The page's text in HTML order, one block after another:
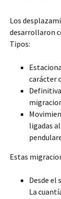
Los
desarrollaron
Tipos:
carácter
ligadas
Estas
Desde el
La